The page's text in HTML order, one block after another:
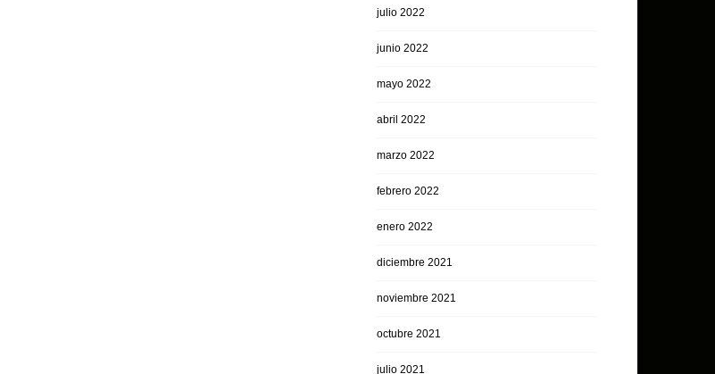
julio 2022
junio 2022
mayo 2022
abril 2022
marzo 2022
febrero 2022
enero 2022
diciembre 2021
noviembre 2021
octubre 2021
julio 2021